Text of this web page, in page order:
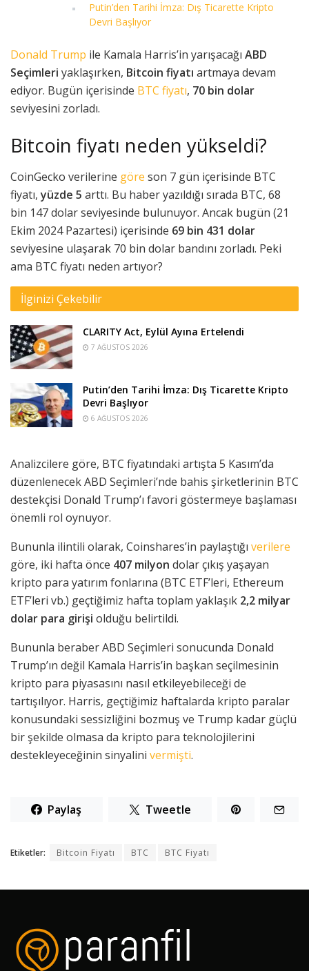
Putin’den Tarihi İmza: Dış Ticarette Kripto
Devri Başlıyor
Donald Trump ile Kamala Harris’in yarışacağı ABD
Seçimleri yaklaşırken, Bitcoin fiyatı artmaya devam
ediyor. Bugün içerisinde BTC fiyatı, 70 bin dolar
seviyesini zorladı.
Bitcoin fiyatı neden yükseldi?
CoinGecko verilerine göre son 7 gün içerisinde BTC
fiyatı,yüzde 5 arttı. Bu haber yazıldığı sırada BTC, 68
bin 147 dolar seviyesinde bulunuyor. Ancak bugün (21
Ekim 2024 Pazartesi) içerisinde 69 bin 431 dolar
seviyesine ulaşarak 70 bin dolar bandını zorladı. Peki
ama BTC fiyatı neden artıyor?
İlginizi Çekebilir
CLARITY Act, Eylül Ayına Ertelendi
7 AĞUSTOS 2026
Putin’den Tarihi İmza: Dış Ticarette Kripto
Devri Başlıyor
6 AĞUSTOS 2026
Analizcilere göre, BTC fiyatındaki artışta 5 Kasım’da
düzenlenecek ABD Seçimleri’nde bahis şirketlerinin BTC
destekçisi Donald Trump’ı favori göstermeye başlaması
önemli rol oynuyor.
Bununla ilintili olarak, Coinshares’in paylaştığı verilere
göre, iki hafta önce 407 milyon dolar çıkış yaşayan
kripto para yatırım fonlarına (BTC ETF’leri, Ethereum
ETF’leri vb.) geçtiğimiz hafta toplam yaklaşık 2,2 milyar
dolar para girişi olduğu belirtildi.
Bununla beraber ABD Seçimleri sonucunda Donald
Trump’ın değil Kamala Harris’in başkan seçilmesinin
kripto para piyasasını nasıl etkileyebileceği de
tartışılıyor. Harris, geçtiğimiz haftalarda kripto paralar
konusundaki sessizliğini bozmuş ve Trump kadar güçlü
bir şekilde olmasa da kripto para teknolojilerini
destekleyeceğinin sinyalini vermişti.
Paylaş Tweetle
Etiketler: Bitcoin Fiyatı BTC BTC Fiyatı